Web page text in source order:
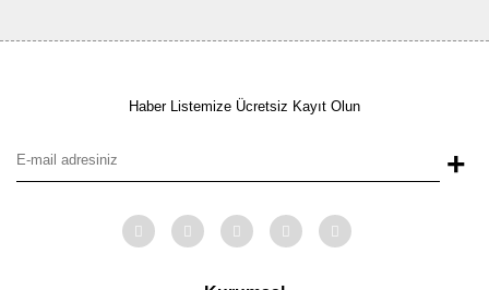
Haber Listemize Ücretsiz Kayıt Olun
+